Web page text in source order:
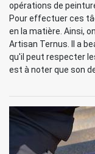
opérations de
Pour effectuer ces
en la matière. Ainsi,
Artisan Ternus. Il a
qu'il peut respecter
est à noter que son